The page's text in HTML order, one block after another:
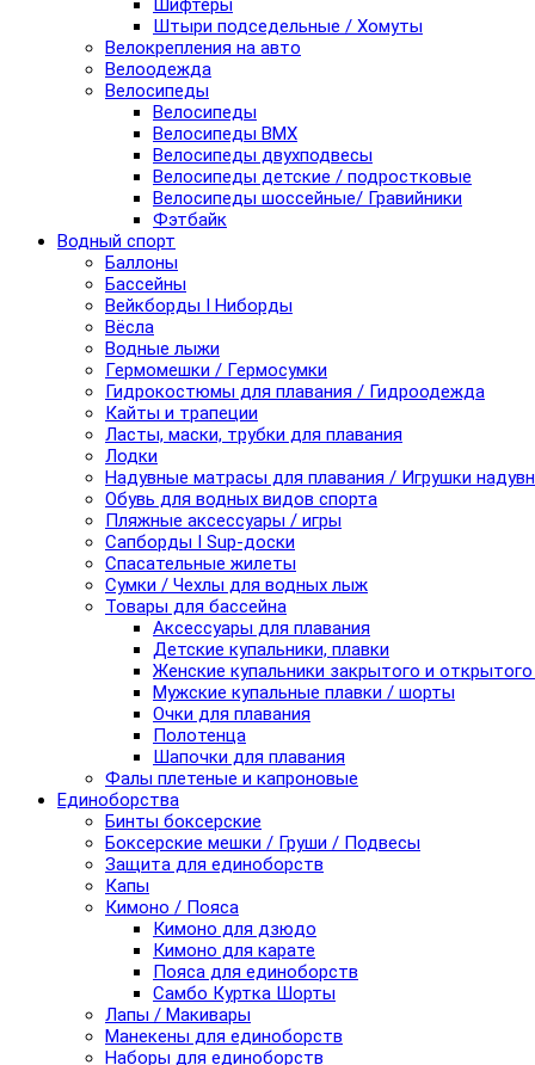
Шифтеры
Штыри подседельные / Хомуты
Велокрепления на авто
Велоодежда
Велосипеды
Велосипеды
Велосипеды BMX
Велосипеды двухподвесы
Велосипеды детские / подростковые
Велосипеды шоссейные/ Гравийники
Фэтбайк
Водный спорт
Баллоны
Бассейны
Вейкборды I Ниборды
Вёсла
Водные лыжи
Гермомешки / Гермосумки
Гидрокостюмы для плавания / Гидроодежда
Кайты и трапеции
Ласты, маски, трубки для плавания
Лодки
Надувные матрасы для плавания / Игрушки
Обувь для водных видов спорта
Пляжные аксессуары / игры
Сапборды I Sup-доски
Спасательные жилеты
Сумки / Чехлы для водных лыж
Товары для бассейна
Аксессуары для плавания
Детские купальники, плавки
Женские купальники закрытого и
Мужские купальные плавки / шорты
Очки для плавания
Полотенца
Шапочки для плавания
Фалы плетеные и капроновые
Единоборства
Бинты боксерские
Боксерские мешки / Груши / Подвесы
Защита для единоборств
Капы
Кимоно / Пояса
Кимоно для дзюдо
Кимоно для карате
Пояса для единоборств
Самбо Куртка Шорты
Лапы / Макивары
Манекены для единоборств
Наборы для единоборств